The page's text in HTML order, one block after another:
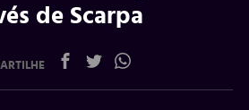
de Scarpa